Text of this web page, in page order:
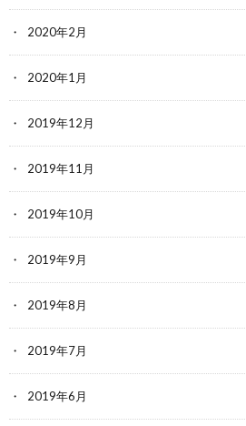
2020年2月
2020年1月
2019年12月
2019年11月
2019年10月
2019年9月
2019年8月
2019年7月
2019年6月